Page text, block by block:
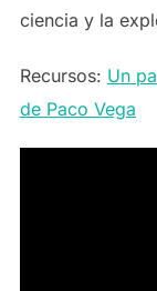
ciencia y la
Recursos: Un
de Paco Vega